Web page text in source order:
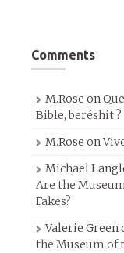
Comments
M.Rose on
Bible, beréshit ?
M.Rose on
Michael
Are the
Fakes?
Valerie Green
the Museum of